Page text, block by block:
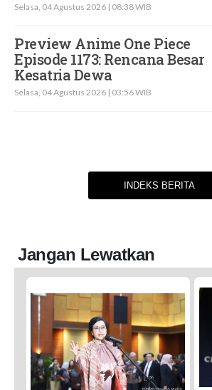
Selasa, 04 Agustus 2026 | 08:38 WIB
Preview Anime One Piece
Episode 1173: Rencana Besar
Kesatria Dewa
Selasa, 04 Agustus 2026 | 03:56 WIB
INDEKS BERITA
Jangan Lewatkan